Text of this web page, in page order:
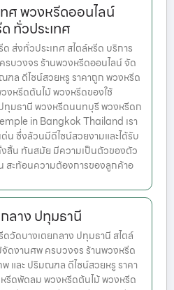
ศ พวงหรีดออนไลน์
ทั่วประเทศ
ส่งทั่วประเทศ สไตล์หรีด บริการ
บวงจร ร้านพวงหรีดออนไลน์ จัด
ฑล ดีไซน์สวยหรู ราคาถูก พวงหรีด
หรีดต้นไม้ พวงหรีดของใช้
ทุมธานี พวงหรีดนนทบุรี พวงหรีดก
in Bangkok Thailand เรา
น ซึ่งล้วนมีดีไซน์สวยงามและได้รับ
สิ้น ทันสมัย มีความเป็นตัวของตัว
สะท้อนความต้องการของลูกค้าอ
ลาง ปทุมธานี
วัดบางเตยกลาง ปทุมธานี สไตล์
ดงานศพ ครบวงจร ร้านพวงหรีด
และ ปริมณฑล ดีไซน์สวยหรู ราคา
รีดพัดลม พวงหรีดต้นไม้ พวงหรีด